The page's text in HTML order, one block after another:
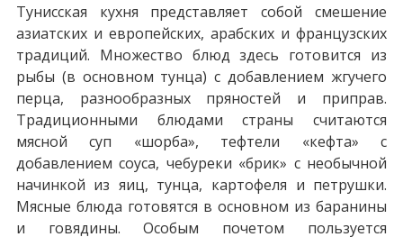
Тунисская кухня представляет собой смешение
азиатских и европейских, арабских и французских
традиций. Множество блюд здесь готовится из
рыбы (в основном тунца) с добавлением жгучего
перца, разнообразных пряностей и приправ.
Традиционными блюдами страны считаются
мясной суп «шорба», тефтели «кефта» с
добавлением соуса, чебуреки «брик» с необычной
начинкой из яиц, тунца, картофеля и петрушки.
Мясные блюда готовятся в основном из баранины
и говядины. Особым почетом пользуется